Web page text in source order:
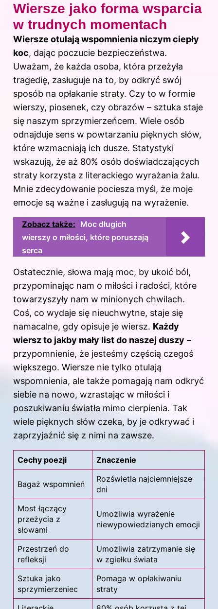
Wiersze jako forma wsparcia
w trudnych momentach
Wiersze otulają wspomnienia niczym ciepły
koc, dając poczucie bezpieczeństwa.
Uważam, że każda osoba, która przeżyła
tragedię, zasługuje na to, by odkryć swój
sposób na opłakanie straty. Czy to w formie
wierszy, piosenek, czy obrazów – sztuka staje
się naszym sprzymierzeńcem. Wiele osób
odnajduje sens w powtarzaniu pięknych słów,
które wzmacniają ich dusze. Statystyki
wskazują, że aż 80% osób doświadczających
straty korzysta z literackiego wyrażania żalu.
Mnie zdecydowanie pociesza myśl, że moje
emocje są ważne i zasługują na wyrażenie.
Zobacz także: Moc długich
wierszy o miłości, które poruszają
serca
Ostatecznie, słowa mają moc, by ukoić ból,
przypominając nam o miłości i radości, które
towarzyszyły nam w minionych chwilach.
Coś, co wydaje się nieuchwytne, staje się
namacalne, gdy opisuje je wiersz. Każdy
wiersz to jakby mały list do naszej duszy –
przypomnienie, że jesteśmy częścią czegoś
większego. Wiersze nie tylko otulają
wspomnienia, ale także pomagają nam odkryć
siebie na nowo, wzrastając w miłości i
poszukiwaniu światła mimo cierpienia. Tak
wiele pięknych słów czeka, by je odkrywać i
zaprzyjaźnić się z nimi na zawsze.
Cechy poezji Znaczenie
Bagaż wspomnień
Rozświetla najciemniejsze
dni
Most łączący
przeżycia z
słowami
Umożliwia wyrażenie
niewypowiedzianych emocji
Przestrzeń do
refleksji
Umożliwia zatrzymanie się
w zgiełku świata
Sztuka jako
sprzymierzeniec
Pomaga w opłakiwaniu
straty